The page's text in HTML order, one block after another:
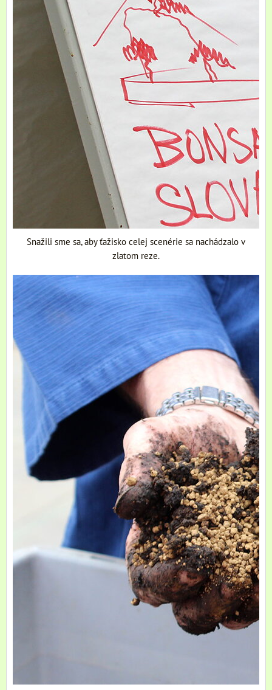
Snažili sme sa, aby ťažisko celej scenérie sa nachádzalo v
zlatom reze.